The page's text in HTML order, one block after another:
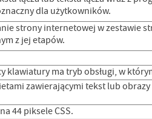
dla użytkowników.
strony internetowej w zestawie
z jej etapów.
klawiatury ma tryb obsługi, w
zawierającymi tekst lub
44 piksele CSS.